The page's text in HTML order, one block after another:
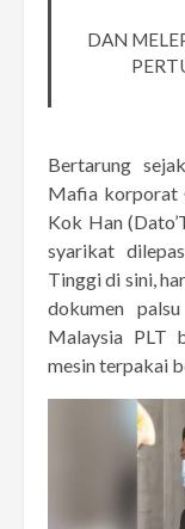
DAN
Bertarung
Mafia korporat
Kok Han
syarikat
Tinggi di sini,
dokumen
Malaysia PLT
mesin terpakai